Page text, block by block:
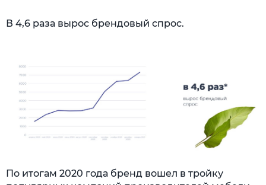
В 4,6 раза вырос брендовый спрос.
По итогам 2020 года бренд вошел в тройку